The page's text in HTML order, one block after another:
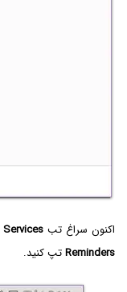
اکنون سراغ تب Services
Remindersتپ کنید.